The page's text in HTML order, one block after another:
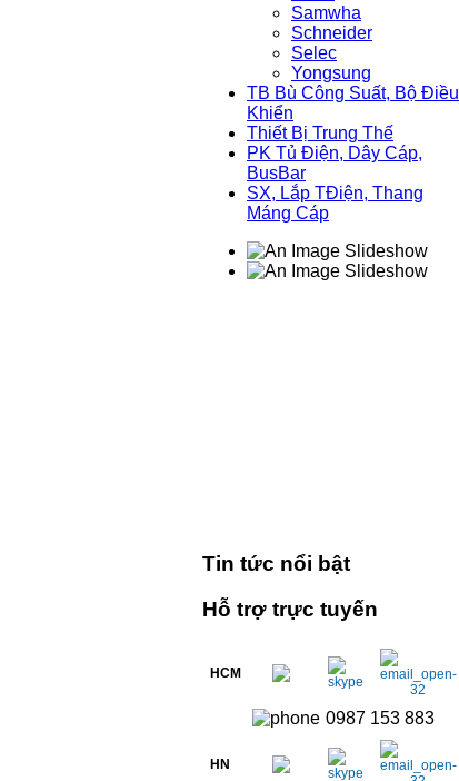
Samwha
Schneider
Selec
Yongsung
TB Bù Công Suất, Bộ Điều
Khiển
Thiết Bị Trung Thế
PK Tủ Điện, Dây Cáp,
BusBar
SX, Lắp TĐiện, Thang
Máng Cáp
Tin tức nổi bật
Hỗ trợ trực tuyến
HCM
0987 153 883
HN